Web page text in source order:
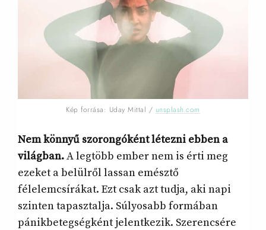
Kép forrása: Uday Mittal / unsplash.com
Nem könnyű szorongóként létezni ebben a
világban.A legtöbb ember nem is érti meg
ezeket a belülről lassan emésztő
félelemcsírákat. Ezt csak azt tudja, aki napi
szinten tapasztalja. Súlyosabb formában
pánikbetegségként jelentkezik. Szerencsére